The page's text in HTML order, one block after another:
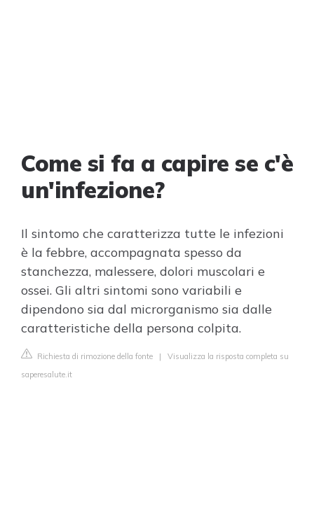
Come si fa a capire se c'è
un'infezione?
Il sintomo che caratterizza tutte le infezioni
è la febbre, accompagnata spesso da
stanchezza, malessere, dolori muscolari e
ossei. Gli altri sintomi sono variabili e
dipendono sia dal microrganismo sia dalle
caratteristiche della persona colpita.
Richiesta di rimozione della fonte | Visualizza la risposta completa su
saperesalute.it